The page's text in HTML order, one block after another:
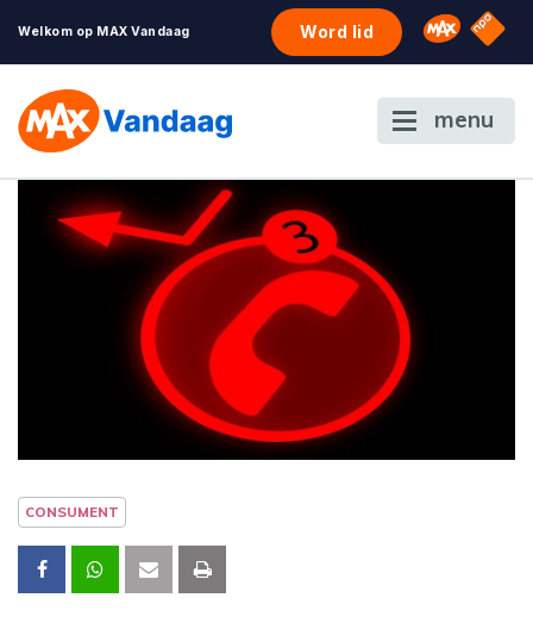
Welkom op MAX Vandaag Word lid Omroep
NPO
menu
CONSUMENT